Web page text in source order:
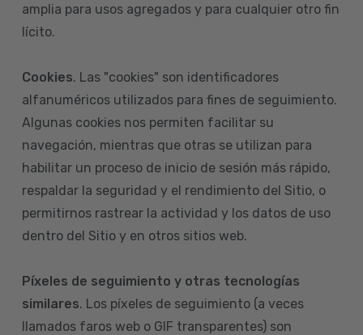
amplia para usos agregados y para cualquier otro fin
lícito.
Cookies. Las "cookies" son identificadores
alfanuméricos utilizados para fines de seguimiento.
Algunas cookies nos permiten facilitar su
navegación, mientras que otras se utilizan para
habilitar un proceso de inicio de sesión más rápido,
respaldar la seguridad y el rendimiento del Sitio, o
permitirnos rastrear la actividad y los datos de uso
dentro del Sitio y en otros sitios web.
Píxeles de seguimiento y otras tecnologías
similares. Los píxeles de seguimiento (a veces
llamados faros web o GIF transparentes) son